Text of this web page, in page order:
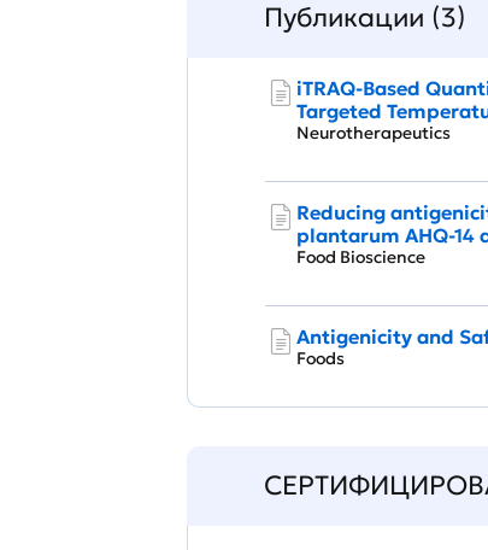
Публикации (3)
iTRAQ-Based
Targeted
Neurotherapeutics
Reducing
plantarum AHQ-14
Food Bioscience
Antigenicity and
Foods